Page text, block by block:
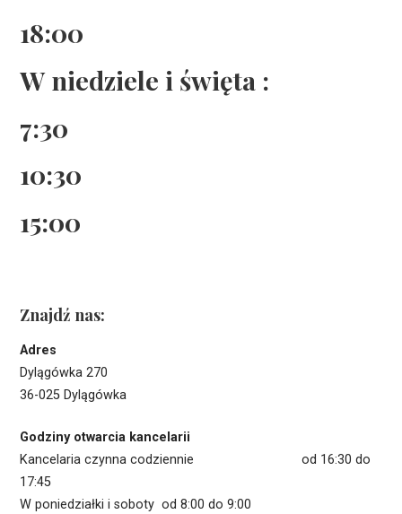
18:00
W niedziele i święta :
7:30
10:30
15:00
Znajdź nas:
Adres
Dylągówka 270
36-025 Dylągówka
Godziny otwarcia kancelarii
Kancelaria czynna codziennie od 16:30 do
17:45
W poniedziałki i soboty od 8:00 do 9:00